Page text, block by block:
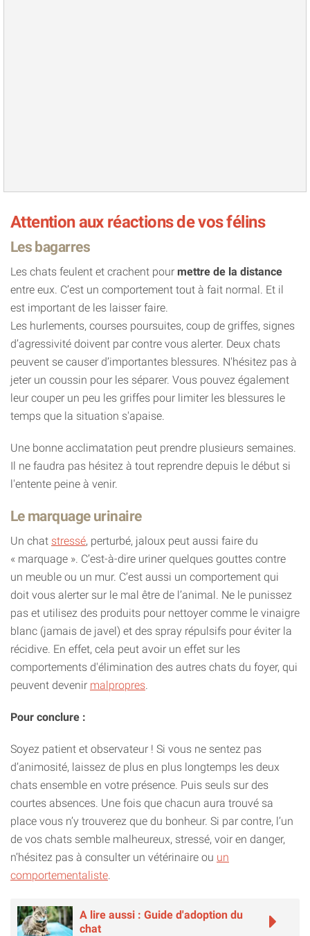
Attention aux réactions de vos félins
Les bagarres
Les chats feulent et crachent pour mettre de la distance
entre eux. C’est un comportement tout à fait normal. Et il
est important de les laisser faire.
Les hurlements, courses poursuites, coup de griffes, signes
d’agressivité doivent par contre vous alerter. Deux chats
peuvent se causer d’importantes blessures. N'hésitez pas à
jeter un coussin pour les séparer. Vous pouvez également
leur couper un peu les griffes pour limiter les blessures le
temps que la situation s'apaise.
Une bonne acclimatation peut prendre plusieurs semaines.
Il ne faudra pas hésitez à tout reprendre depuis le début si
l'entente peine à venir.
Le marquage urinaire
Un chat stressé, perturbé, jaloux peut aussi faire du
« marquage ». C’est-à-dire uriner quelques gouttes contre
un meuble ou un mur. C’est aussi un comportement qui
doit vous alerter sur le mal être de l’animal. Ne le punissez
pas et utilisez des produits pour nettoyer comme le vinaigre
blanc (jamais de javel) et des spray répulsifs pour éviter la
récidive. En effet, cela peut avoir un effet sur les
comportements d'élimination des autres chats du foyer, qui
peuvent devenir malpropres
Pour conclure :
Soyez patient et observateur ! Si vous ne sentez pas
d’animosité, laissez de plus en plus longtemps les deux
chats ensemble en votre présence. Puis seuls sur des
courtes absences. Une fois que chacun aura trouvé sa
place vous n’y trouverez que du bonheur. Si par contre, l’un
de vos chats semble malheureux, stressé, voir en danger,
n’hésitez pas à consulter un vétérinaire ou un
comportementaliste
A lire aussi : Guide d'adoption du
chat